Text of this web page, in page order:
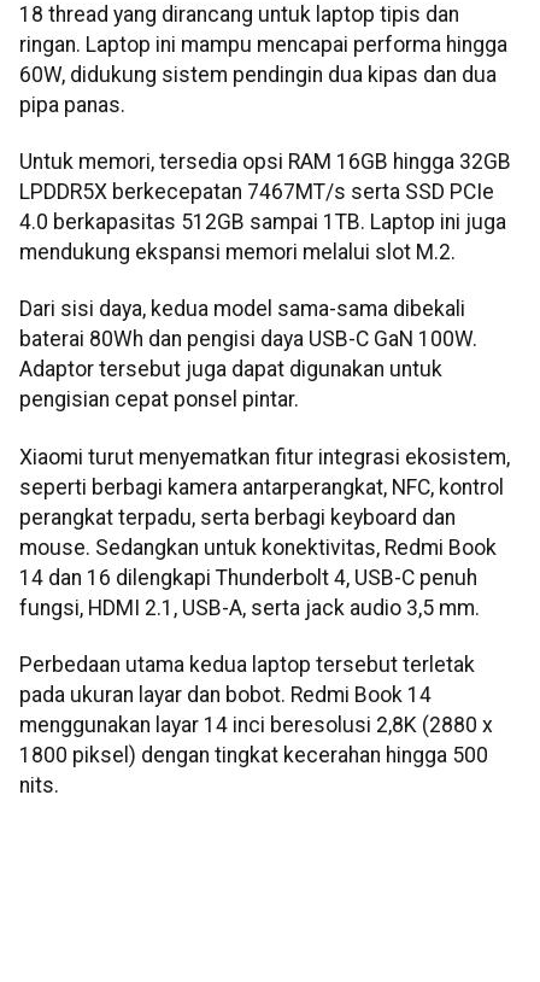
18 thread yang dirancang untuk laptop tipis dan
ringan. Laptop ini mampu mencapai performa hingga
60W, didukung sistem pendingin dua kipas dan dua
pipa panas.
Untuk memori, tersedia opsi RAM 16GB hingga 32GB
LPDDR5X berkecepatan 7467MT/s serta SSD PCIe
4.0 berkapasitas 512GB sampai 1TB. Laptop ini juga
mendukung ekspansi memori melalui slot M.2.
Dari sisi daya, kedua model sama-sama dibekali
baterai 80Wh dan pengisi daya USB-C GaN 100W.
Adaptor tersebut juga dapat digunakan untuk
pengisian cepat ponsel pintar.
Xiaomi turut menyematkan fitur integrasi ekosistem,
seperti berbagi kamera antarperangkat, NFC, kontrol
perangkat terpadu, serta berbagi keyboard dan
mouse. Sedangkan untuk konektivitas, Redmi Book
14 dan 16 dilengkapi Thunderbolt 4, USB-C penuh
fungsi, HDMI 2.1, USB-A, serta jack audio 3,5 mm.
Perbedaan utama kedua laptop tersebut terletak
pada ukuran layar dan bobot. Redmi Book 14
menggunakan layar 14 inci beresolusi 2,8K (2880 x
1800 piksel) dengan tingkat kecerahan hingga 500
nits.